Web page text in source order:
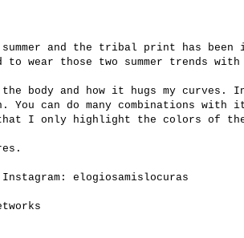
summer and the tribal print has
to wear those two summer trends
body and how it hugs my curves.
can do many combinations with
I only highlight the colors of
elogiosamislocuras